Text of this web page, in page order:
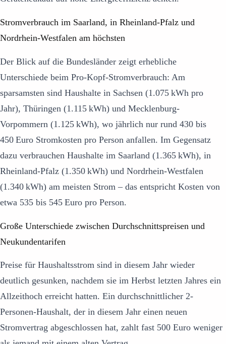
Stromverbrauch im Saarland, in Rheinland-Pfalz und
Nordrhein-Westfalen am höchsten
Der Blick auf die Bundesländer zeigt erhebliche
Unterschiede beim Pro-Kopf-Stromverbrauch: Am
sparsamsten sind Haushalte in Sachsen (1.075 kWh pro
Jahr), Thüringen (1.115 kWh) und Mecklenburg-
Vorpommern (1.125 kWh), wo jährlich nur rund 430 bis
450 Euro Stromkosten pro Person anfallen. Im Gegensatz
dazu verbrauchen Haushalte im Saarland (1.365 kWh), in
Rheinland-Pfalz (1.350 kWh) und Nordrhein-Westfalen
(1.340 kWh) am meisten Strom – das entspricht Kosten von
etwa 535 bis 545 Euro pro Person.
Große Unterschiede zwischen Durchschnittspreisen und
Neukundentarifen
Preise für Haushaltsstrom sind in diesem Jahr wieder
deutlich gesunken, nachdem sie im Herbst letzten Jahres ein
Allzeithoch erreicht hatten. Ein durchschnittlicher 2-
Personen-Haushalt, der in diesem Jahr einen neuen
Stromvertrag abgeschlossen hat, zahlt fast 500 Euro weniger